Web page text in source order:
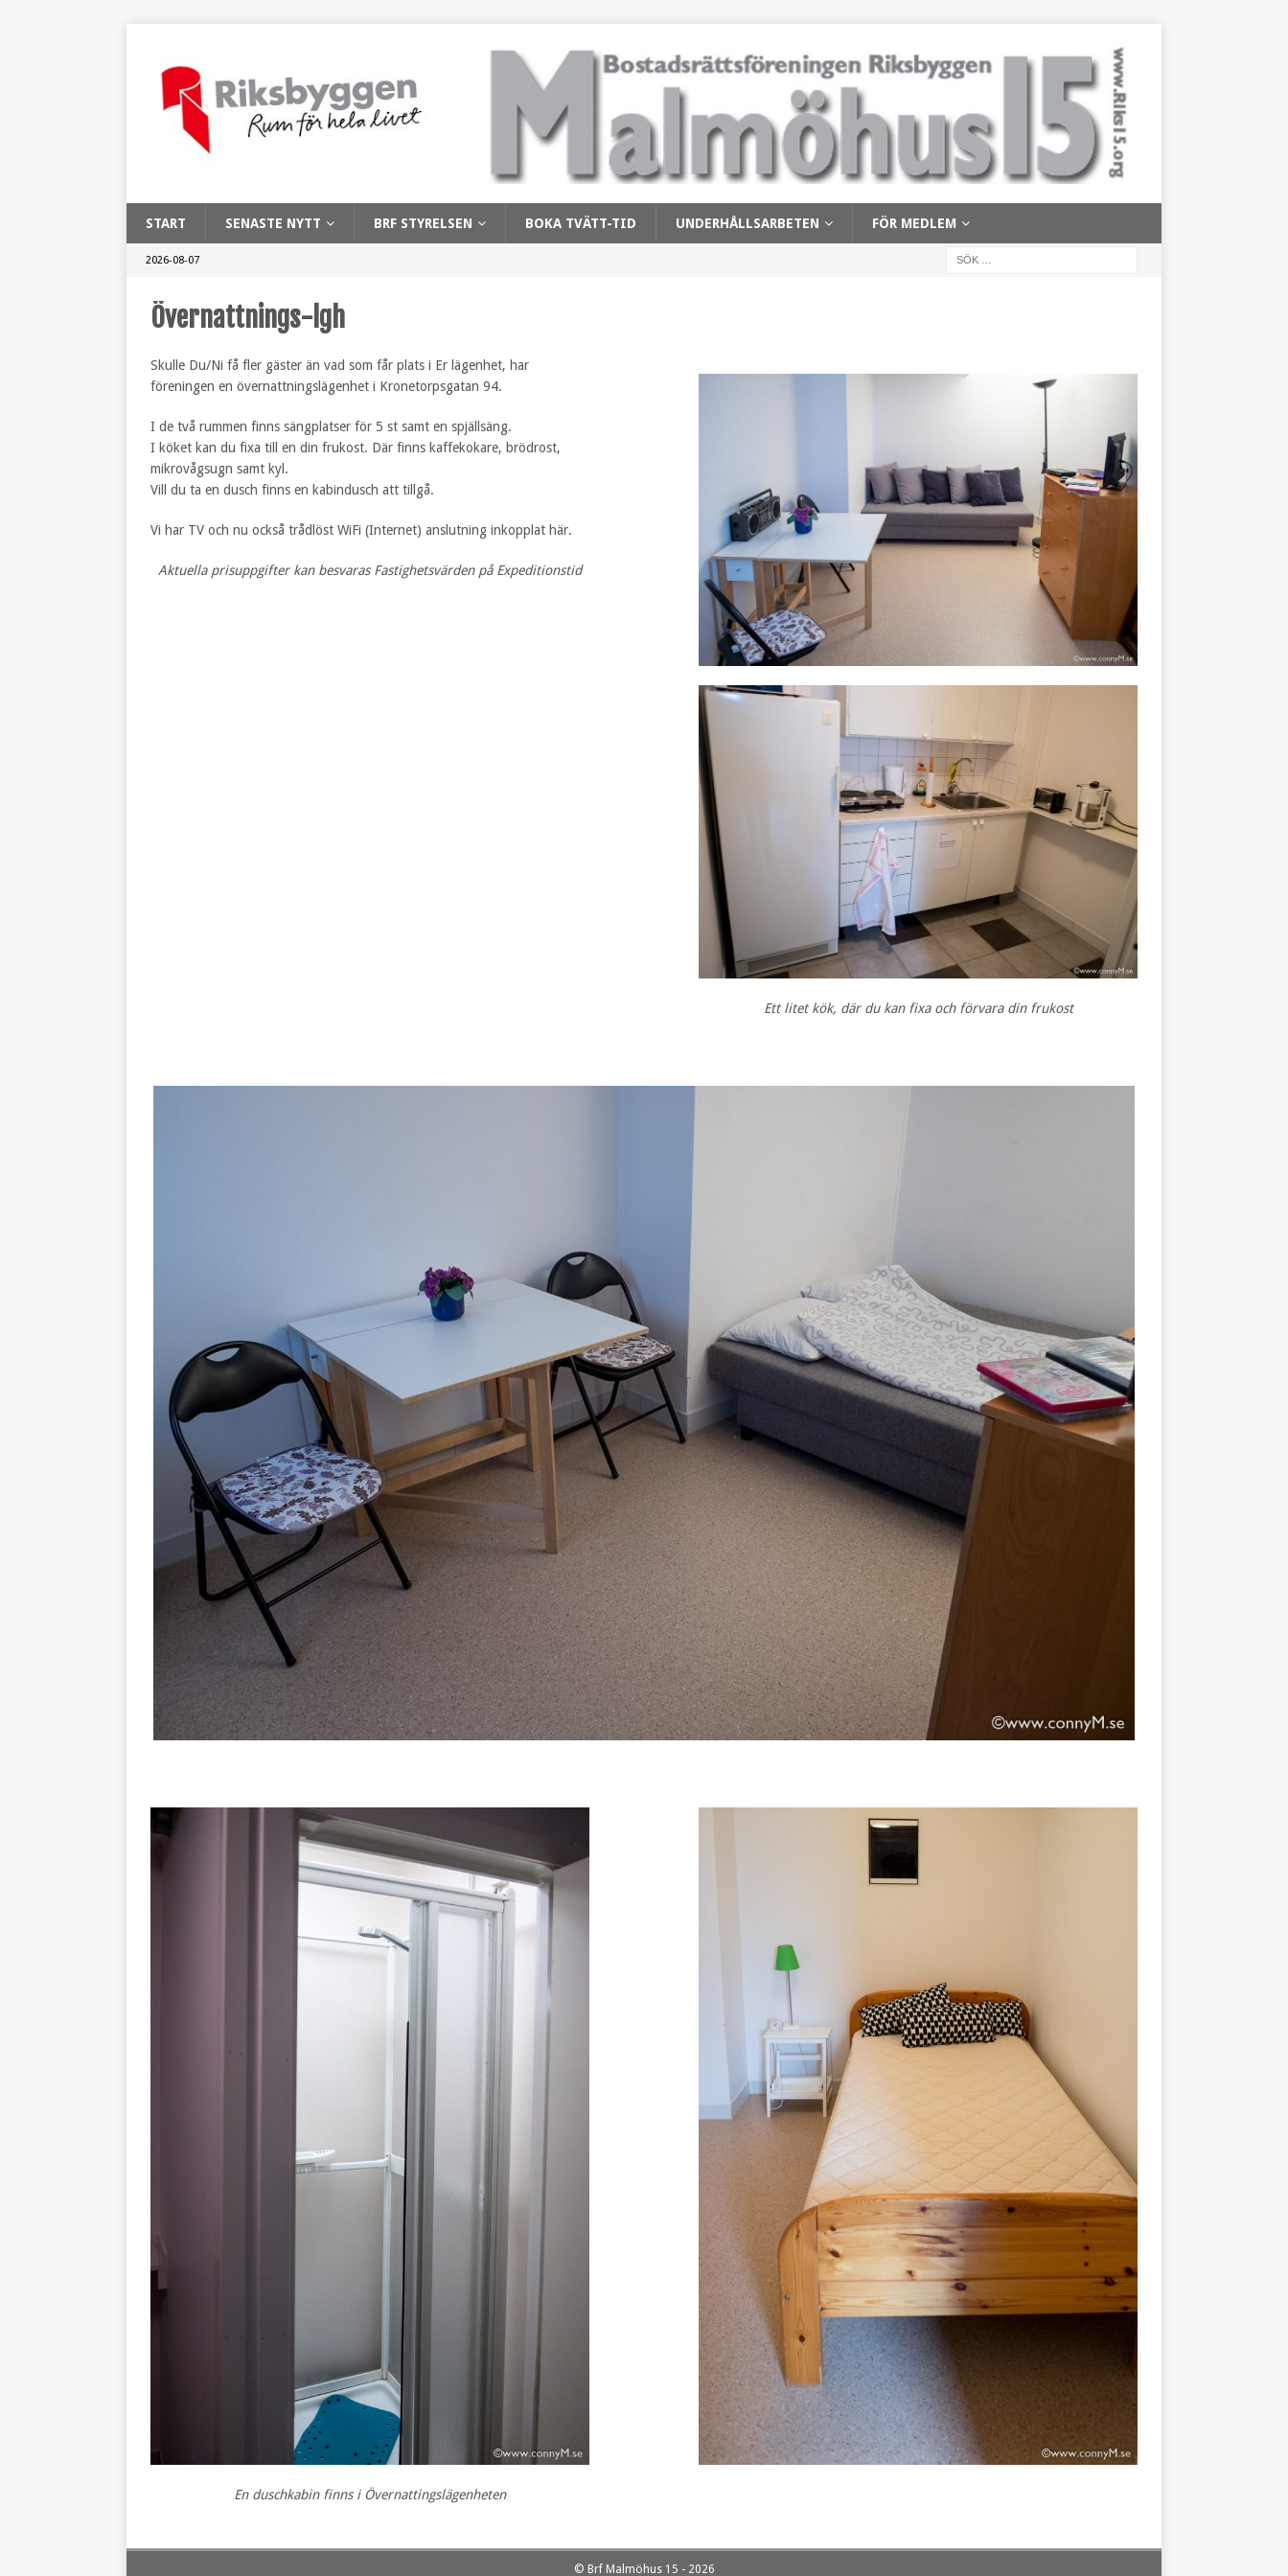
START SENASTE NYTT BRF STYRELSEN BOKA TVÄTT-TID UNDERHÅLLSARBETEN FÖR MEDLEM
2026-08-07
Övernattnings-lgh
Skulle Du/Ni få fler gäster än vad som får plats i Er lägenhet, har
föreningen en övernattningslägenhet i Kronetorpsgatan 94.
I de två rummen finns sängplatser för 5 st samt en spjällsäng.
I köket kan du fixa till en din frukost. Där finns kaffekokare, brödrost,
mikrovågsugn samt kyl.
Vill du ta en dusch finns en kabindusch att tillgå.
Vi har TV och nu också trådlöst WiFi (Internet) anslutning inkopplat här.
Aktuella prisuppgifter kan besvaras Fastighetsvärden på Expeditionstid
Ett litet kök, där du kan fixa och förvara din frukost
En duschkabin finns i Övernattingslägenheten
© Brf Malmöhus 15 - 2026